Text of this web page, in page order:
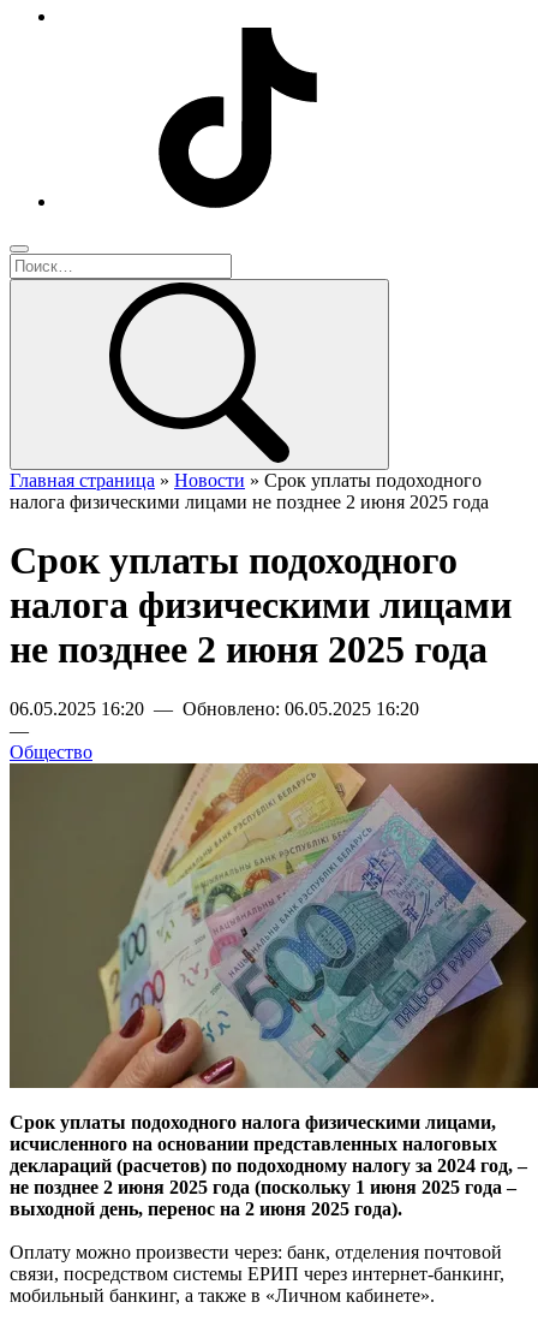
Главная страница » Новости » Срок уплаты подоходного
налога физическими лицами не позднее 2 июня 2025 года
Срок уплаты подоходного
налога физическими лицами
не позднее 2 июня 2025 года
06.05.2025 16:20 — Обновлено: 06.05.2025 16:20
—
Общество
Срок уплаты подоходного налога физическими лицами,
исчисленного на основании представленных налоговых
деклараций (расчетов) по подоходному налогу за 2024 год, –
не позднее 2 июня 2025 года (поскольку 1 июня 2025 года –
выходной день, перенос на 2 июня 2025 года).
Оплату можно произвести через: банк, отделения почтовой
связи, посредством системы ЕРИП через интернет-банкинг,
мобильный банкинг, а также в «Личном кабинете».